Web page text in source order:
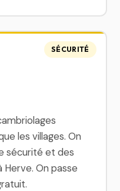
les villages. On
sécurité et des
On passe
SÉCURITÉ